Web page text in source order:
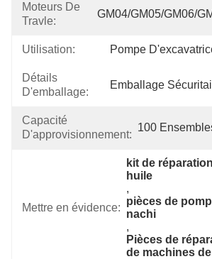
Moteurs De
Travle:
GM04/GM05/GM06/
Utilisation: Pompe
Détails
D'emballage:
Emballage
Capacité
D'approvisionnement:
100
Mettre en évidence:
kit de
huile
,
pièces de
nachi
,
Pièces de
de machines